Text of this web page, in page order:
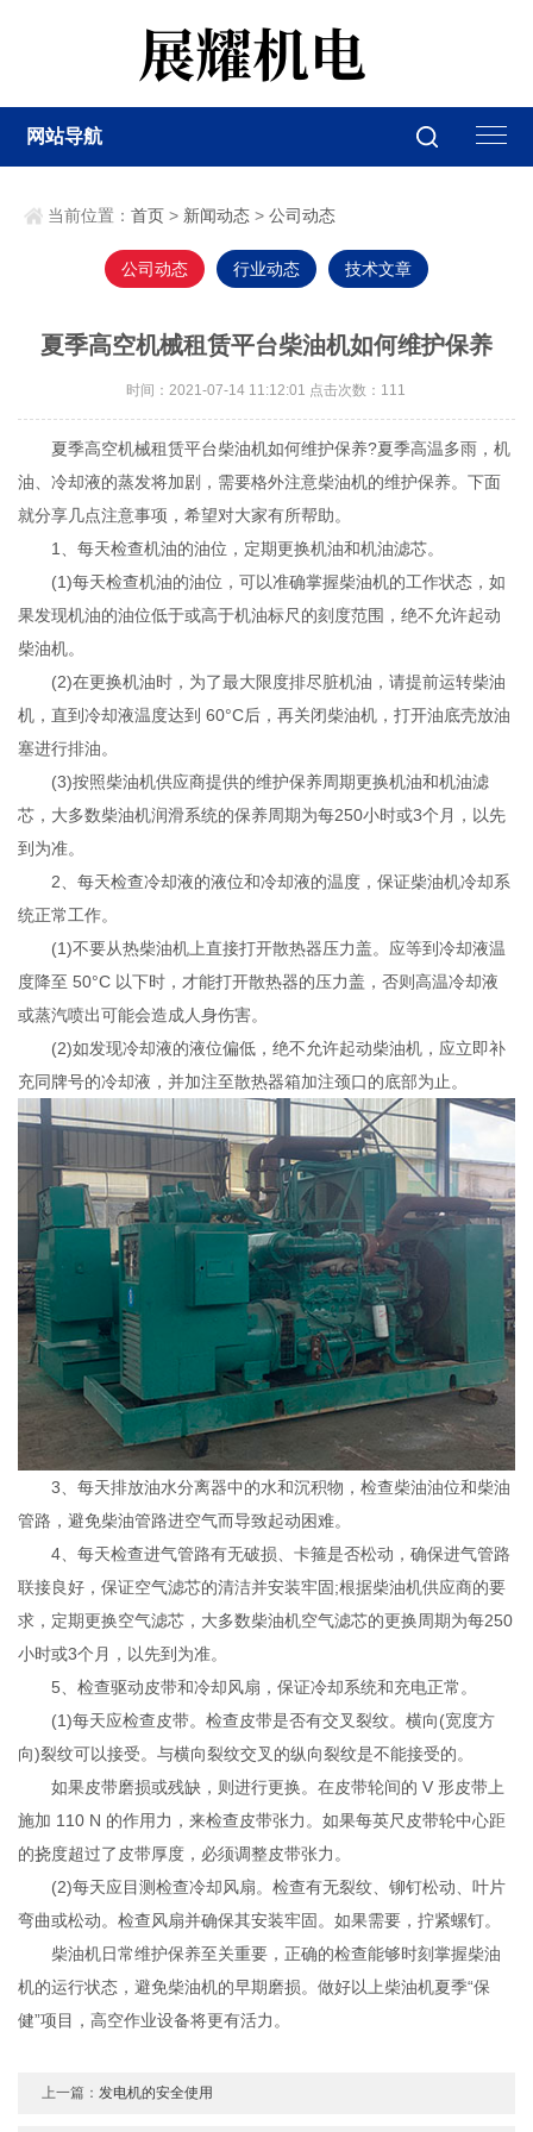
网站导航
当前位置：首页 > 新闻动态 >公司动态
公司动态 行业动态 技术文章
夏季高空机械租赁平台柴油机如何维护保养
时间：2021-07-14 11:12:01 点击次数： 111
夏季高空机械租赁平台柴油机如何维护保养?夏季高温多雨，机
油、冷却液的蒸发将加剧，需要格外注意柴油机的维护保养。下面
就分享几点注意事项，希望对大家有所帮助。
1、每天检查机油的油位，定期更换机油和机油滤芯。
(1)每天检查机油的油位，可以准确掌握柴油机的工作状态，如
果发现机油的油位低于或高于机油标尺的刻度范围，绝不允许起动
柴油机。
(2)在更换机油时，为了最大限度排尽脏机油，请提前运转柴油
机，直到冷却液温度达到 60°C后，再关闭柴油机，打开油底壳放油
塞进行排油。
(3)按照柴油机供应商提供的维护保养周期更换机油和机油滤
芯，大多数柴油机润滑系统的保养周期为每250小时或3个月，以先
到为准。
2、每天检查冷却液的液位和冷却液的温度，保证柴油机冷却系
统正常工作。
(1)不要从热柴油机上直接打开散热器压力盖。应等到冷却液温
度降至 50°C 以下时，才能打开散热器的压力盖，否则高温冷却液
或蒸汽喷出可能会造成人身伤害。
(2)如发现冷却液的液位偏低，绝不允许起动柴油机，应立即补
充同牌号的冷却液，并加注至散热器箱加注颈口的底部为止。
3、每天排放油水分离器中的水和沉积物，检查柴油油位和柴油
管路，避免柴油管路进空气而导致起动困难。
4、每天检查进气管路有无破损、卡箍是否松动，确保进气管路
联接良好，保证空气滤芯的清洁并安装牢固;根据柴油机供应商的要
求，定期更换空气滤芯，大多数柴油机空气滤芯的更换周期为每250
小时或3个月，以先到为准。
5、检查驱动皮带和冷却风扇，保证冷却系统和充电正常。
(1)每天应检查皮带。检查皮带是否有交叉裂纹。横向(宽度方
向)裂纹可以接受。与横向裂纹交叉的纵向裂纹是不能接受的。
如果皮带磨损或残缺，则进行更换。在皮带轮间的 V 形皮带上
施加 110 N 的作用力，来检查皮带张力。如果每英尺皮带轮中心距
的挠度超过了皮带厚度，必须调整皮带张力。
(2)每天应目测检查冷却风扇。检查有无裂纹、铆钉松动、叶片
弯曲或松动。检查风扇并确保其安装牢固。如果需要，拧紧螺钉。
柴油机日常维护保养至关重要，正确的检查能够时刻掌握柴油
机的运行状态，避免柴油机的早期磨损。做好以上柴油机夏季“保
健”项目，高空作业设备将更有活力。
上一篇：发电机的安全使用